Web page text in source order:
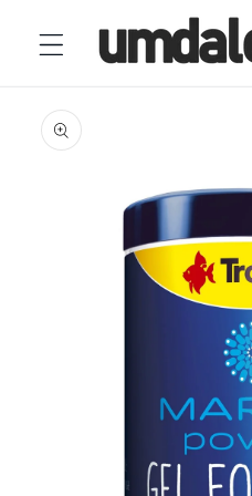
directamente
al contenido
a la
información